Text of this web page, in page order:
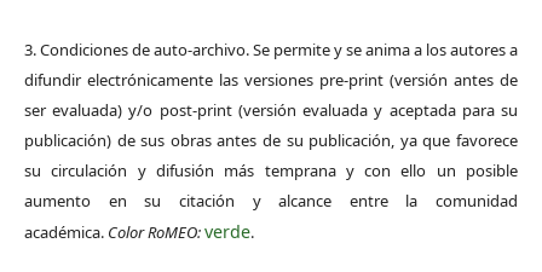
3. Condiciones de auto-archivo. Se permite y se anima a los autores a
difundir electrónicamente las versiones pre-print (versión antes de
ser evaluada) y/o post-print (versión evaluada y aceptada para su
publicación) de sus obras antes de su publicación, ya que favorece
su circulación y difusión más temprana y con ello un posible
aumento en su citación y alcance entre la comunidad
académica. Color RoMEO:verde.